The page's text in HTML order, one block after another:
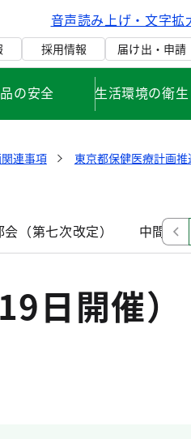
音声読み上げ・文字拡
採用情報 届け出・申請
の安全 生活環境の衛
連事項 東京都保健医療計画
（第七次改定） 中間見
日開催）